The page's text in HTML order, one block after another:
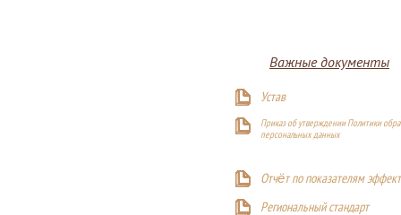
Важные документы
Устав
Приказ об утверждении Политики
персональных данных
Отчёт по показателям
Региональный стандарт